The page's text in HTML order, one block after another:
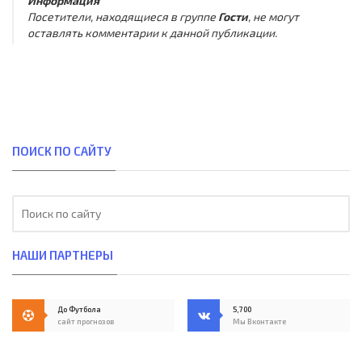
Посетители, находящиеся в группе Гости, не могут
оставлять комментарии к данной публикации.
ПОИСК ПО САЙТУ
НАШИ ПАРТНЕРЫ
До Футбола
сайт прогнозов
5,700
Мы Вконтакте